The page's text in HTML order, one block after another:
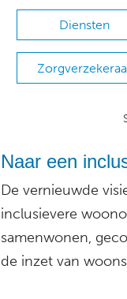
Diensten
Naar een
De vernieuwde
inclusievere
samenwonen,
de inzet van